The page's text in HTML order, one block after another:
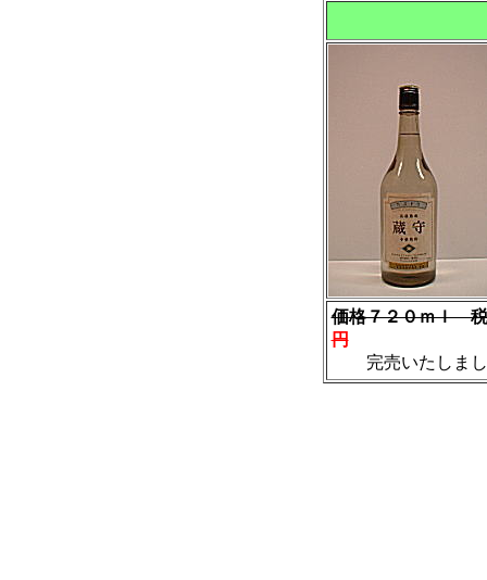
価格７２０ｍｌ
円
完売いたしまし